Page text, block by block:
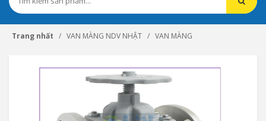
Trang nhất VAN MÀNG NDV NHẬT VAN MÀNG